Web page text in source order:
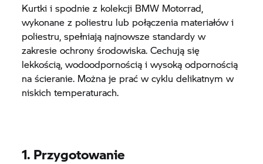
Kurtki i spodnie z kolekcji BMW Motorrad,
wykonane z poliestru lub połączenia materiałów i
poliestru, spełniają najnowsze standardy w
zakresie ochrony środowiska. Cechują się
lekkością, wodoodpornością i wysoką odpornością
na ścieranie. Można je prać w cyklu delikatnym w
niskich temperaturach.
1. Przygotowanie